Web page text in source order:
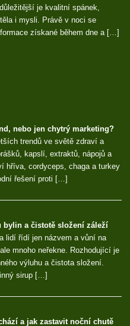
je kvalitní spánek,
i mysli. Právě v noci se
získané během dne a […]
nebo jen chytrý marketing?
trendů ve světě zdraví a
kapslí, extraktů, nápojů a
hříva, cordyceps, chaga a turkey
řešení proti […]
a čistotě složení záleží
lidí řídí jen názvem a vůní na
mnoho neřekne. Rozhodující je
výluhu a čistota složení.
sirup […]
a jak zastavit noční chutě